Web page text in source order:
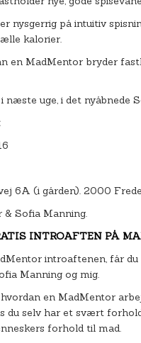
nysgerrig på intuitiv
kalorier.
en MadMentor bryder
uge, i det nyåbnede
6A (i gården). 2000
& Sofia Manning.
INTROAFTEN PÅ
introaftenen, får
Manning og mig.
en MadMentor
du selv har et svært
forhold til mad.